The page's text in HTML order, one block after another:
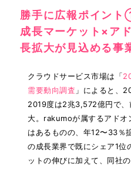
勝手に広報ポイン
成長マーケット×ア
長拡大が見込める事
クラウドサービス市場は「
需要動向調査 」によると、
2019度は2兆3,572億円で
大。rakumoが属するアドオ
はあるものの、年12〜33％
の成長業界で既にシェア1位
ットの伸びに加えて、同社